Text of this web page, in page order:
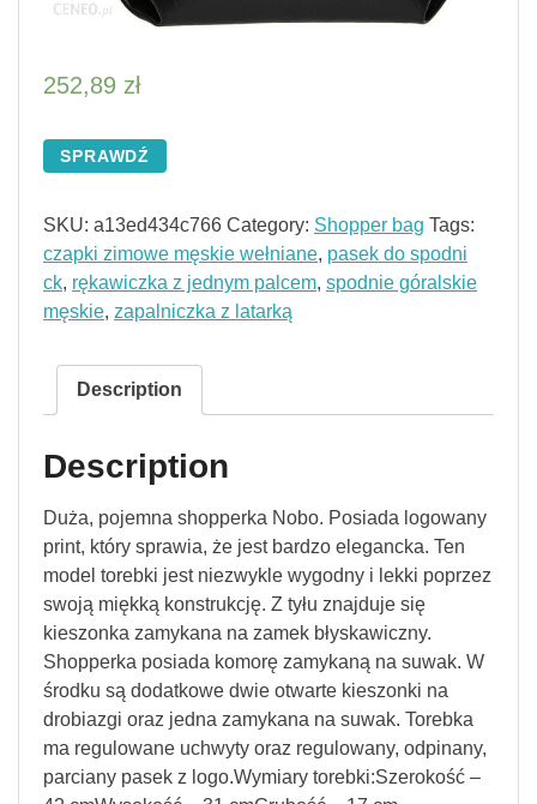
252,89 zł
SPRAWDŹ
SKU: a13ed434c766 Category: Shopper bag Tags:
czapki zimowe męskie wełniane, pasek do spodni
ck, rękawiczka z jednym palcem, spodnie góralskie
męskie, zapalniczka z latarką
Description
Description
Duża, pojemna shopperka Nobo. Posiada logowany
print, który sprawia, że jest bardzo elegancka. Ten
model torebki jest niezwykle wygodny i lekki poprzez
swoją miękką konstrukcję. Z tyłu znajduje się
kieszonka zamykana na zamek błyskawiczny.
Shopperka posiada komorę zamykaną na suwak. W
środku są dodatkowe dwie otwarte kieszonki na
drobiazgi oraz jedna zamykana na suwak. Torebka
ma regulowane uchwyty oraz regulowany, odpinany,
parciany pasek z logo.Wymiary torebki:Szerokość –